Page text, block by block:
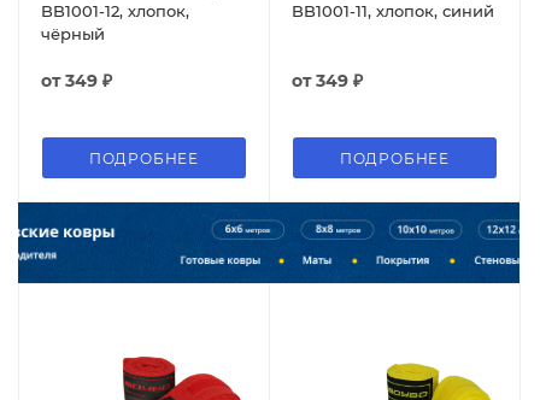
BB1001-12, хлопок,
чёрный
от349 ₽
ПОДРОБНЕЕ
BB1001-11, хлопок, синий
от349 ₽
ПОДРОБНЕЕ